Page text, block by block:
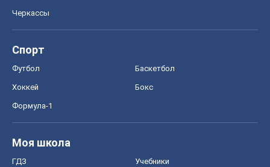
Черкассы
Спорт
Футбол Баскетбол
Хоккей Бокс
Формула-1
Моя школа
ГДЗ Учебники